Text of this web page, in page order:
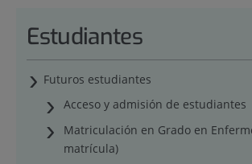
Estudiantes
Futuros estudiantes
Acceso y admisión de estudiantes
Matriculación en Grado en
matrícula)